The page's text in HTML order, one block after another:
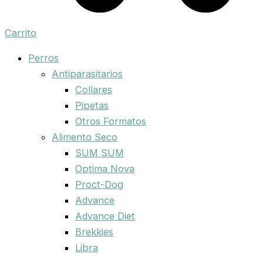
Carrito
Perros
Antiparasitarios
Collares
Pipetas
Otros Formatos
Alimento Seco
SUM SUM
Optima Nova
Proct-Dog
Advance
Advance Diet
Brekkies
Libra